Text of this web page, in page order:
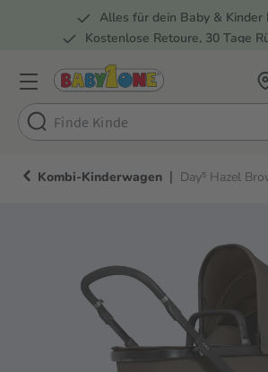
Zur Hauptnavigation springen
Alles für dein Baby & Kinder
Kostenlose Retoure, 30 Tage
Kombi-Kinderwagen | Day⁵ Hazel